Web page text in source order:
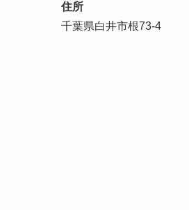
住所
千葉県白井市根73-4